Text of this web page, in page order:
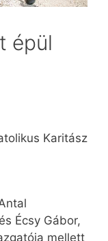
épül
Karitász
Écsy Gábor,
mellett